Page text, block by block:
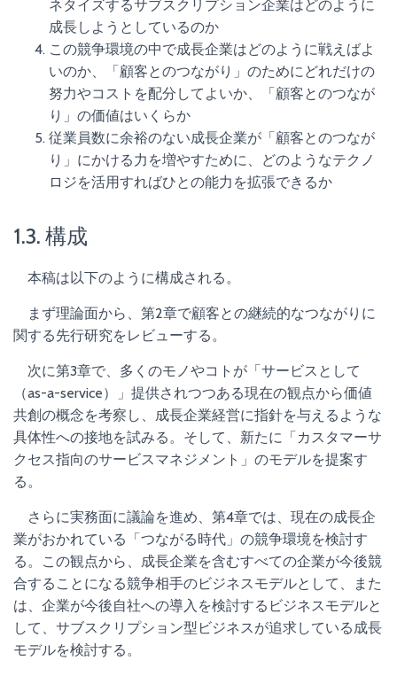
ネタイズするサブスクリプション企業はどのように
成長しようとしているのか
この競争環境の中で成長企業はどのように戦えばよ
いのか、「顧客とのつながり」のためにどれだけの
努力やコストを配分してよいか、「顧客とのつなが
り」の価値はいくらか
従業員数に余裕のない成長企業が「顧客とのつなが
り」にかける力を増やすために、どのようなテクノ
ロジを活用すればひとの能力を拡張できるか
1.3. 構成
本稿は以下のように構成される。
まず理論面から、第2章で顧客との継続的なつながりに
関する先行研究をレビューする。
次に第3章で、多くのモノやコトが「サービスとして
（as-a-service）」提供されつつある現在の観点から価値
共創の概念を考察し、成長企業経営に指針を与えるような
具体性への接地を試みる。そして、新たに「カスタマーサ
クセス指向のサービスマネジメント」のモデルを提案す
る。
さらに実務面に議論を進め、第4章では、現在の成長企
業がおかれている「つながる時代」の競争環境を検討す
る。この観点から、成長企業を含むすべての企業が今後競
合することになる競争相手のビジネスモデルとして、また
は、企業が今後自社への導入を検討するビジネスモデルと
して、サブスクリプション型ビジネスが追求している成長
モデルを検討する。